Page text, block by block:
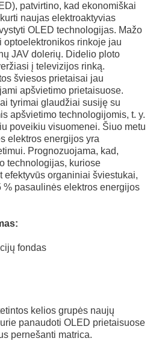
patvirtino, kad ekonomiškai
naujas elektroaktyvias
OLED technologijas. Mažo
optoelektronikos rinkoje jau
JAV dolerių. Didelio ploto
į televizijos rinką.
šviesos prietaisai jau
apšvietimo prietaisuose.
tyrimai glaudžiai susiję su
apšvietimo technologijomis, t. y.
poveikiu visuomenei. Šiuo metu
elektros energijos yra
Prognozuojama, kad,
technologijas, kuriose
efektyvūs organiniai šviestukai,
% pasaulinės elektros energijos
fondas
kelios grupės naujų
panaudoti OLED prietaisuose
pernešanti matrica.